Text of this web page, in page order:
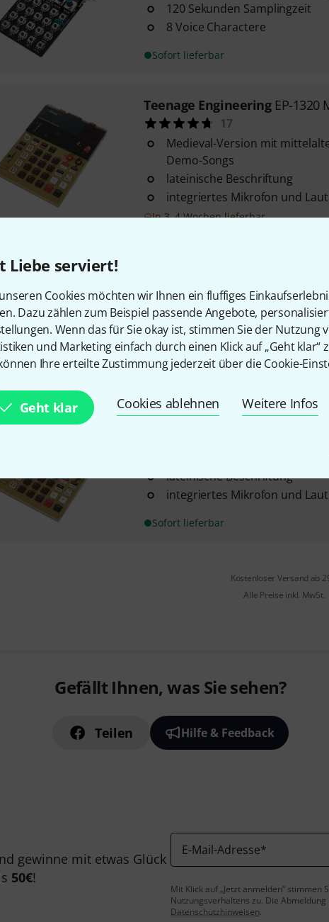
Liebe serviert!
Cookies möchten wir Ihnen ein fluffiges
Dazu zählen zum Beispiel passende Angebote,
Wenn das für Sie okay ist, stimmen Sie der Nutzung
und Marketing einfach durch einen Klick auf „Geht klar“
Ihre erteilte Zustimmung jederzeit über die Cookie-
Geht klar Cookies ablehnen Weitere Infos
120 Sekunden Samplingzeit
8 Voice Charactere
Sofort lieferbar
Teenage Engineering EP-1320
17
Medieval-Version mit
Demo-Songs
lateinische Beschriftung
integriertes Mikrofon und
In 3–4 Wochen lieferbar
integriertes Mikrofon und
12 Stereo-Stimmen / 16 Mono-
128 MB Speicher oder 999
Sofort lieferbar
Teenage EngineeringEP-1320
lateinische Beschriftung
integriertes Mikrofon und
Sofort lieferbar
Kostenloser Versand ab
Alle Preise inkl. MwSt.
Gefällt Ihnen, was Sie sehen?
Teilen Hilfe & Feedback
gewinne mit etwas Glück
50€!
E-Mail-Adresse*
Mit Klick auf „Jetzt anmelden“
Nutzungsverhaltens zu. Die
Datenschutzhinweisen.